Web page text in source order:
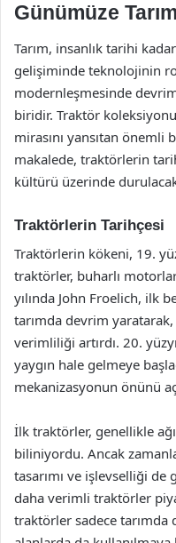
Günümüze
Tarım, insanlık tarihi
gelişiminde teknolojinin
modernleşmesinde
biridir. Traktör
mirasını yansıtan
makalede, traktörlerin
kültürü üzerinde
Traktörlerin Tarihçesi
Traktörlerin kökeni, 19.
traktörler, buharlı
yılında John Froelich, ilk
tarımda devrim
verimliliği artırdı. 20.
yaygın hale gelmeye
mekanizasyonun önünü
İlk traktörler, genellikle
biliniyordu. Ancak
tasarımı ve işlevselliği de
daha verimli traktörler
traktörler sadece